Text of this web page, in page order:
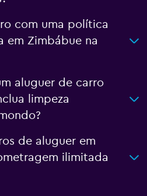
com uma política
em Zimbábue na
aluguer de carro
limpeza
de aluguer em
ilimitada